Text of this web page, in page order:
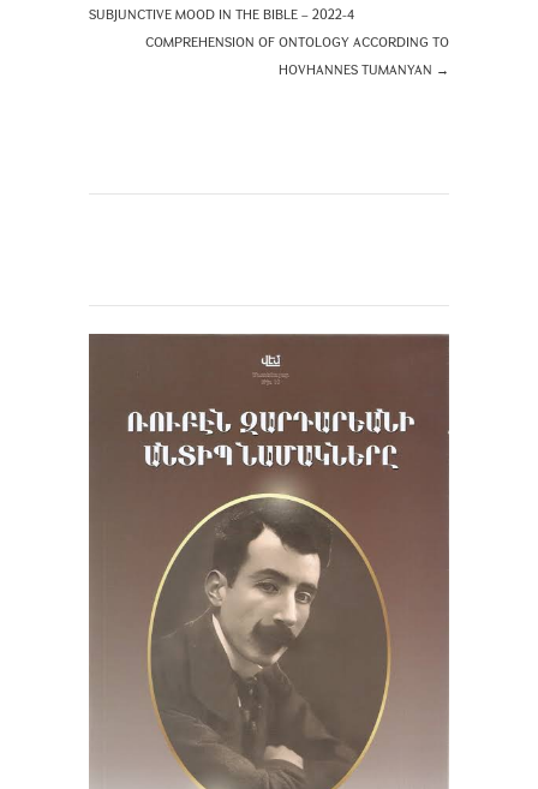
SUBJUNCTIVE MOOD IN THE BIBLE – 2022-4
COMPREHENSION OF ONTOLOGY ACCORDING TO
HOVHANNES TUMANYAN →